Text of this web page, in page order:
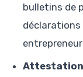
bulletins de
déclarations
Attestation